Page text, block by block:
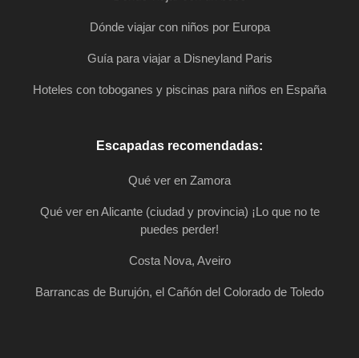
Dónde viajar con niños por Europa
Guía para viajar a Disneyland Paris
Hoteles con toboganes y piscinas para niños en España
Escapadas recomendadas:
Qué ver en Zamora
Qué ver en Alicante (ciudad y provincia) ¡Lo que no te
puedes perder!
Costa Nova, Aveiro
Barrancas de Burujón, el Cañón del Colorado de Toledo